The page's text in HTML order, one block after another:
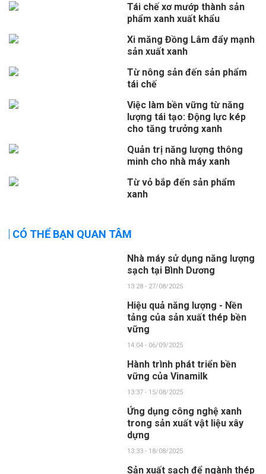
Tái chế xơ mướp thành sản
phẩm xanh xuất khẩu
Xi măng Đồng Lâm đẩy mạnh
sản xuất xanh
Từ nông sản đến sản phẩm
tái chế
Việc làm bền vững từ năng
lượng tái tạo: Động lực kép
cho tăng trưởng xanh
Quản trị năng lượng thông
minh cho nhà máy xanh
Từ vỏ bắp đến sản phẩm
xanh
CÓ THỂ BẠN QUAN TÂM
Nhà máy sử dụng năng lượng
sạch tại Bình Dương
13:28 - 27/08/2025
Hiệu quả năng lượng - Nền
tảng của sản xuất thép bền
vững
14:04 - 06/09/2025
Hành trình phát triển bền
vững của Vinamilk
13:37 - 15/08/2025
Ứng dụng công nghệ xanh
trong sản xuất vật liệu xây
dựng
13:33 - 18/08/2025
Sản xuất sạch để ngành thép